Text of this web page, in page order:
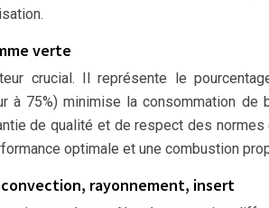
verte
crucial. Il représente le
à 75%) minimise la consommation de
de qualité et de respect des
optimale et une combustion
convection, rayonnement, insert